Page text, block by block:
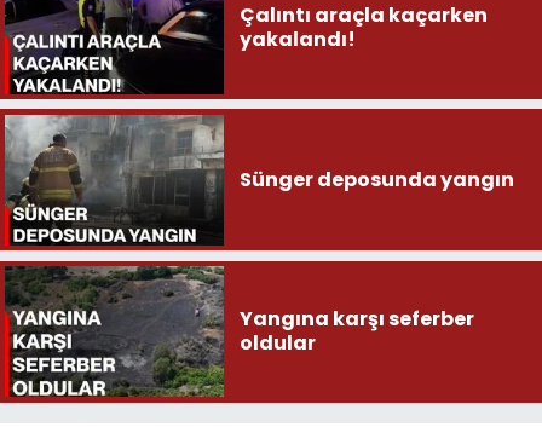
Çalıntı araçla kaçarken
yakalandı!
Sünger deposunda yangın
Yangına karşı seferber
oldular